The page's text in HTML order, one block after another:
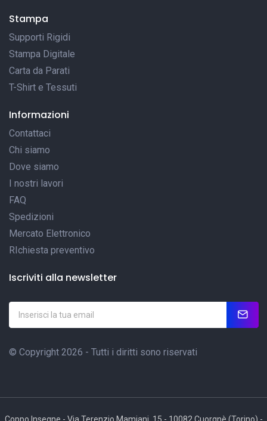
Stampa
Supporti Rigidi
Stampa Digitale
Carta da Parati
T-Shirt e Tessuti
Informazioni
Contattaci
Chi siamo
Dove siamo
I nostri lavori
FAQ
Spedizioni
Mercato Elettronico
RIchiesta preventivo
Iscriviti alla newsletter
© Copyright 2026 - Tutti i diritti sono riservati